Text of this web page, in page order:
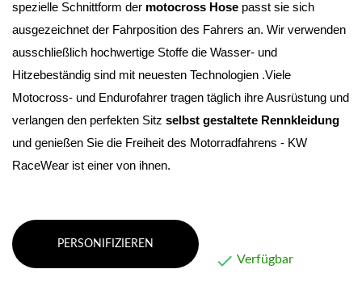
spezielle Schnittform der motocross Hose passt sie sich
ausgezeichnet der Fahrposition des Fahrers an. Wir verwenden
ausschließlich hochwertige Stoffe die Wasser- und
Hitzebeständig sind mit neuesten Technologien .Viele
Motocross- und Endurofahrer tragen täglich ihre Ausrüstung und
verlangen den perfekten Sitz
und genießen Sie die Freiheit des Motorradfahrens - KW
RaceWear ist einer von ihnen.
PERSONIFIZIEREN
 Verfügbar